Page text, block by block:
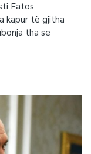
Fatos
kapur të gjitha
tha se